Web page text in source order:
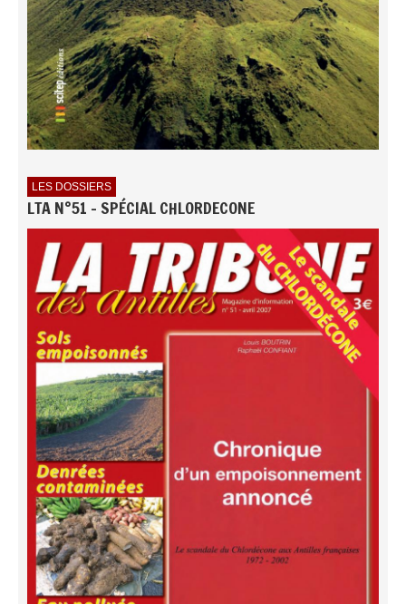
LES DOSSIERS
LTA N°51 - SPÉCIAL CHLORDECONE